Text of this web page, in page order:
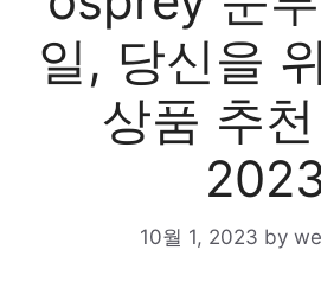
일, 당신을
상품 추
10월 1, 2023 by